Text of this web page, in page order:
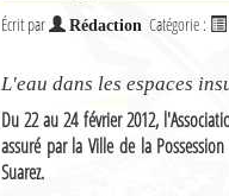
Écrit par Rédaction Catégorie :
L'eau dans les espaces
Du 22 au 24 février 2012,
assuré par la Ville de la
Suarez.